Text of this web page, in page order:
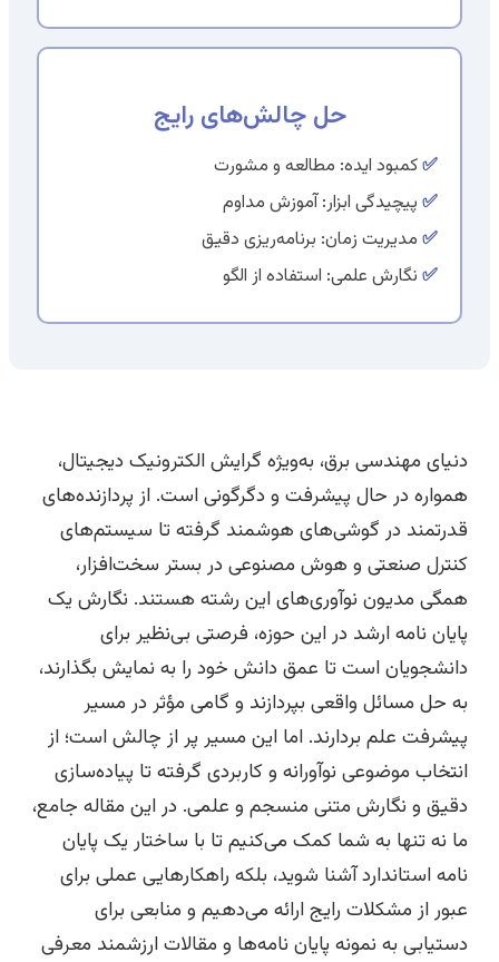
حل چالش‌های رایج
✅کمبود ایده: مطالعه و مشورت
✅ پیچیدگی ابزار: آموزش مداوم
✅ مدیریت زمان: برنامه‌ریزی دقیق
✅ نگارش علمی: استفاده از الگو
دنیای مهندسی برق، به‌ویژه گرایش الکترونیک دیجیتال،
همواره در حال پیشرفت و دگرگونی است. از پردازنده‌های
قدرتمند در گوشی‌های هوشمند گرفته تا سیستم‌های
کنترل صنعتی و هوش مصنوعی در بستر سخت‌افزار،
همگی مدیون نوآوری‌های این رشته هستند. نگارش یک
پایان نامه ارشد در این حوزه، فرصتی بی‌نظیر برای
دانشجویان است تا عمق دانش خود را به نمایش بگذارند،
به حل مسائل واقعی بپردازند و گامی مؤثر در مسیر
پیشرفت علم بردارند. اما این مسیر پر از چالش است؛ از
انتخاب موضوعی نوآورانه و کاربردی گرفته تا پیاده‌سازی
دقیق و نگارش متنی منسجم و علمی. در این مقاله جامع،
ما نه تنها به شما کمک می‌کنیم تا با ساختار یک پایان
نامه استاندارد آشنا شوید، بلکه راهکارهایی عملی برای
عبور از مشکلات رایج ارائه می‌دهیم و منابعی برای
دستیابی به نمونه پایان نامه‌ها و مقالات ارزشمند معرفی